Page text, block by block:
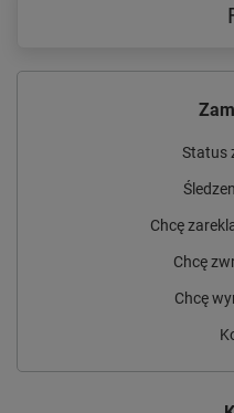
Status
Chcę
Chcę
Chcę